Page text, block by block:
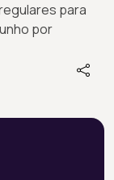
para
por